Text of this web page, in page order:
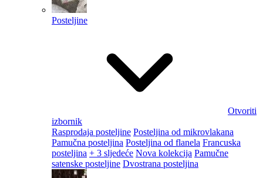
Posteljine
Otvoriti
izbornik
Rasprodaja posteljine Posteljina od mikrovlakana
Pamučna posteljina Posteljina od flanela Francuska
posteljina + 3 sljedeće Nova kolekcija Pamučne
satenske posteljine Dvostrana posteljina